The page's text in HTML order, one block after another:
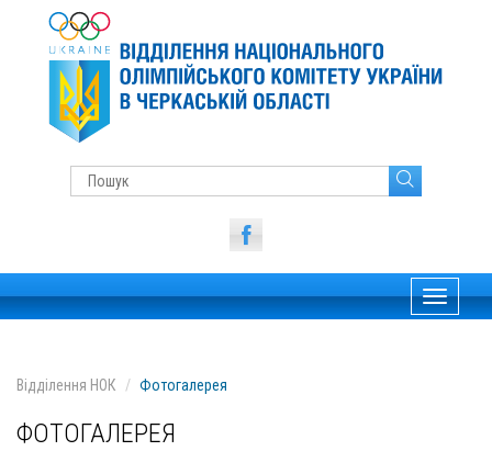
Toggle
Відділення НОК Фотогалерея
ФОТОГАЛЕРЕЯ